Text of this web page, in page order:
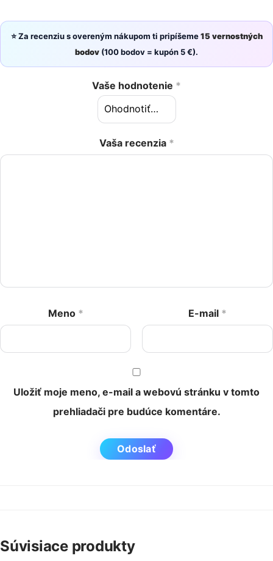
⭐ Za recenziu s overeným nákupom ti pripíšeme15 vernostných
bodov (100 bodov = kupón 5 €).
Vaše hodnotenie *
Vaša recenzia *
Meno * E-mail *
Uložiť moje meno, e-mail a webovú stránku v tomto
prehliadači pre budúce komentáre.
Súvisiace produkty